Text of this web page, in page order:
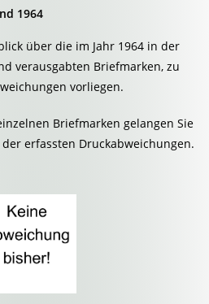
1964
über die im Jahr 1964 in der
verausgabten Briefmarken, zu
vorliegen.
Briefmarken gelangen Sie
erfassten Druckabweichungen.